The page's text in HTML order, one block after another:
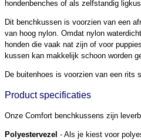
hondenbenches of als zelfstandig
Dit benchkussen is voorzien van een
van hoog nylon. Omdat nylon
honden die vaak nat zijn of voor
kussen kan makkelijk schoon worden
De buitenhoes is voorzien van een rits
Product specificaties
Onze Comfort benchkussens zijn
Polyestervezel - Als je kiest voor